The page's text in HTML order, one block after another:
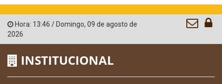
Hora: 13:46 / Domingo, 09 de agosto de
2026
INSTITUCIONAL